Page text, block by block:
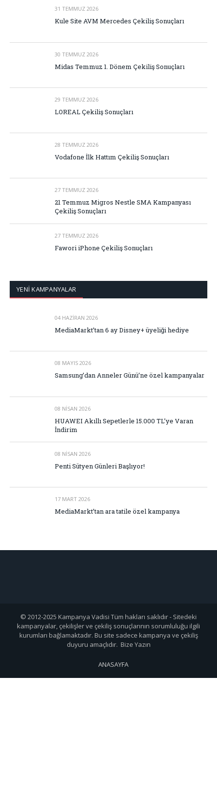
31 TEMMUZ 2026
Kule Site AVM Mercedes Çekiliş Sonuçları
30 TEMMUZ 2026
Midas Temmuz 1. Dönem Çekiliş Sonuçları
29 TEMMUZ 2026
LOREAL Çekiliş Sonuçları
28 TEMMUZ 2026
Vodafone İlk Hattım Çekiliş Sonuçları
27 TEMMUZ 2026
21 Temmuz Migros Nestle SMA Kampanyası
Çekiliş Sonuçları
27 TEMMUZ 2026
Fawori iPhone Çekiliş Sonuçları
YENİ KAMPANYALAR
04 HAZIRAN 2026
MediaMarkt’tan 6 ay Disney+ üyeliği hediye
08 MAYIS 2026
Samsung’dan Anneler Günü’ne özel kampanyalar
08 NISAN 2026
HUAWEI Akıllı Sepetlerle 15.000 TL’ye Varan
İndirim
08 NISAN 2026
Penti Sütyen Günleri Başlıyor!
17 MART 2026
MediaMarkt’tan ara tatile özel kampanya
© 2012-2025 Kampanya Vadisi Tüm hakları saklıdır - Sitedeki
kampanyalar, çekilişler ve çekiliş sonuçlarının sorumluluğu ilgili
kurumları bağlamaktadır. Bu site sadece kampanya ve çekiliş
duyuru amaçlıdır. Bize Yazın
ANASAYFA